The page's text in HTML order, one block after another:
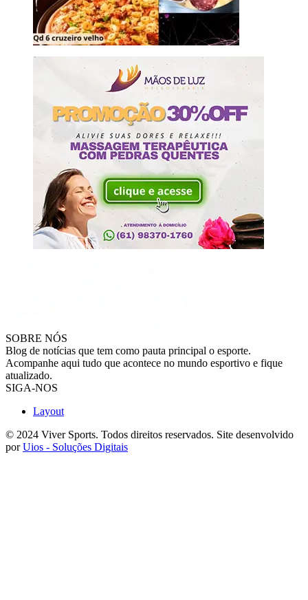
SOBRE NÓS
Blog de notícias que tem como pauta principal o esporte.
Acompanhe aqui tudo que acontece no mundo esportivo e fique
atualizado.
SIGA-NOS
Layout
© 2024 Viver Sports. Todos direitos reservados. Site desenvolvido
porUios - Soluções Digitais